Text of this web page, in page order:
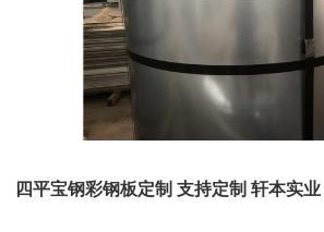
四平宝钢彩钢板定制 支持定制 轩本实业